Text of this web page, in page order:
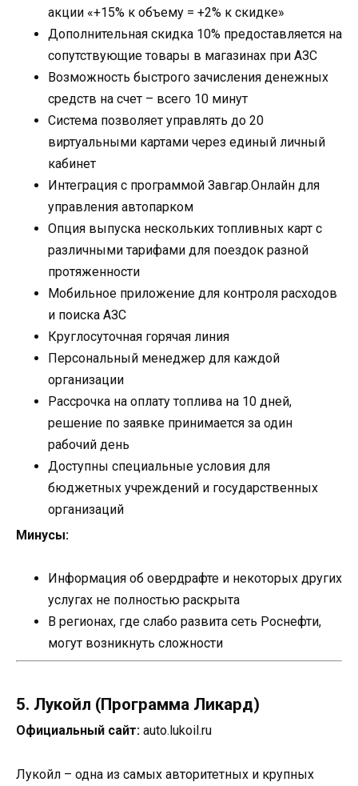
акции «+15% к объему = +2% к скидке»
Дополнительная скидка 10% предоставляется на
сопутствующие товары в магазинах при АЗС
Возможность быстрого зачисления денежных
средств на счет – всего 10 минут
Система позволяет управлять до 20
виртуальными картами через единый личный
кабинет
Интеграция с программой Завгар.Онлайн для
управления автопарком
Опция выпуска нескольких топливных карт с
различными тарифами для поездок разной
протяженности
Мобильное приложение для контроля расходов
и поиска АЗС
Круглосуточная горячая линия
Персональный менеджер для каждой
организации
Рассрочка на оплату топлива на 10 дней,
решение по заявке принимается за один
рабочий день
Доступны специальные условия для
бюджетных учреждений и государственных
организаций
Минусы:
Информация об овердрафте и некоторых других
услугах не полностью раскрыта
В регионах, где слабо развита сеть Роснефти,
могут возникнуть сложности
5. Лукойл (Программа Ликард)
Официальный сайт: auto.lukoil.ru
Лукойл – одна из самых авторитетных и крупных